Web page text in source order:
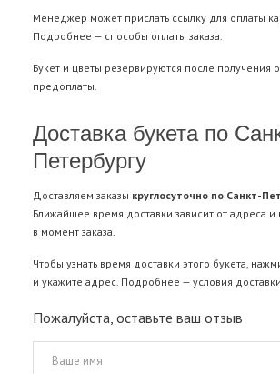
Менеджер может прислать ссылку для оплаты
Подробнее — способы оплаты заказа.
Букет и цветы резервируются после получения
предоплаты.
Доставка букета по
Петербургу
Доставляем заказы круглосуточно по Санкт-
Ближайшее время доставки зависит от адреса и
в момент заказа.
Чтобы узнать время доставки этого букета,
и укажите адрес. Подробнее — условия доставки
Пожалуйста, оставьте ваш отзыв